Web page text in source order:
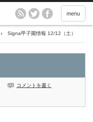
menu
Signa甲子園情報 12/12（土）
コメントを書く